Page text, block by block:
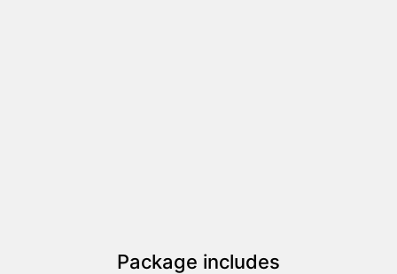
Package includes